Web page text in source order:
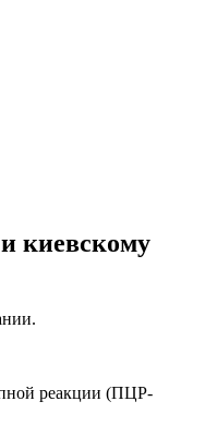
киевскому
реакции (ПЦР-